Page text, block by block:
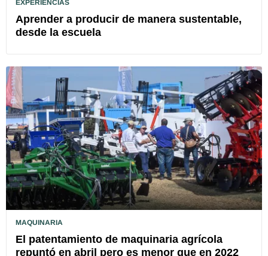
EXPERIENCIAS
Aprender a producir de manera sustentable,
desde la escuela
MAQUINARIA
El patentamiento de maquinaria agrícola
repuntó en abril pero es menor que en 2022